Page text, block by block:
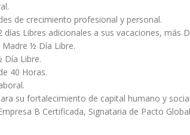
de crecimiento profesional y personal.
días Libres adicionales a sus vacaciones, más
½ Día Libre.
Día Libre.
40 Horas.
su fortalecimiento de capital humano y
B Certificada, Signataria de Pacto